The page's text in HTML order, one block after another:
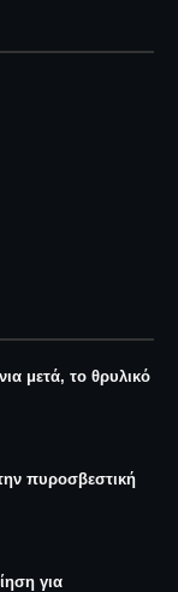
μετά, το θρυλικό
πυροσβεστική
για